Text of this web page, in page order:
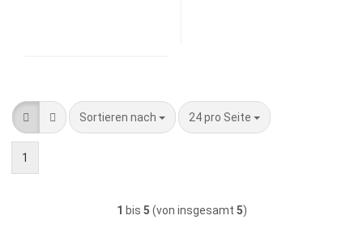
Sortieren nach
Sortieren nach 24 pro Seite
pro Seite
1
1 bis 5 (von insgesamt 5)